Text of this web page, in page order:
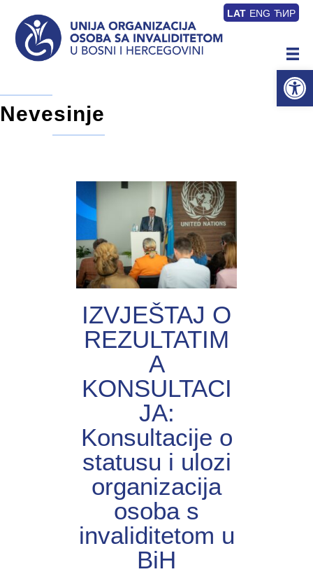
LAT ENG ЋИР
Nevesinje
IZVJEŠTAJ O
REZULTATIM
A
KONSULTACI
JA:
Konsultacije o
statusu i ulozi
organizacija
osoba s
invaliditetom u
BiH